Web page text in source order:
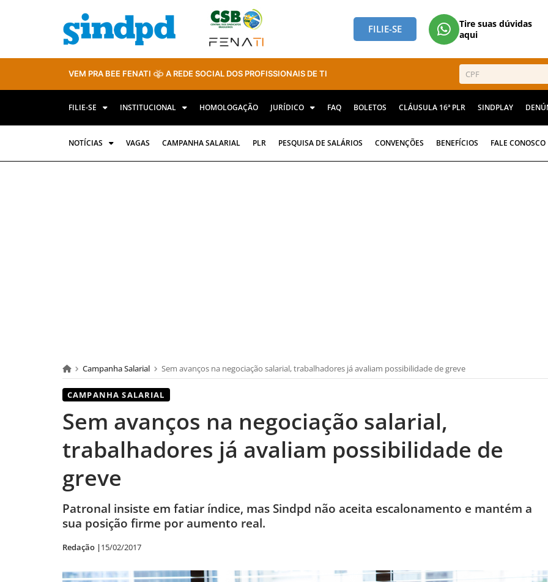
FILIE-SE
Tire suas dúvidas
aqui
VEM PRA BEE FENATI A REDE SOCIAL DOS PROFISSIONAIS DE TI
FILIE-SE INSTITUCIONAL HOMOLOGAÇÃO JURÍDICO FAQ BOLETOS CLÁUSULA 16ª PLR SINDPLAY
NOTÍCIAS VAGAS CAMPANHA SALARIAL PLR PESQUISA DE SALÁRIOS CONVENÇÕES BENEFÍCIOS FALE CONOSCO
Campanha Salarial Sem avanços na negociação salarial, trabalhadores já avaliam possibilidade de greve
CAMPANHA SALARIAL
Sem avanços na negociação salarial,
trabalhadores já avaliam possibilidade de
greve
Patronal insiste em fatiar índice, mas Sindpd não aceita escalonamento e mantém a
sua posição firme por aumento real.
Redação |15/02/2017